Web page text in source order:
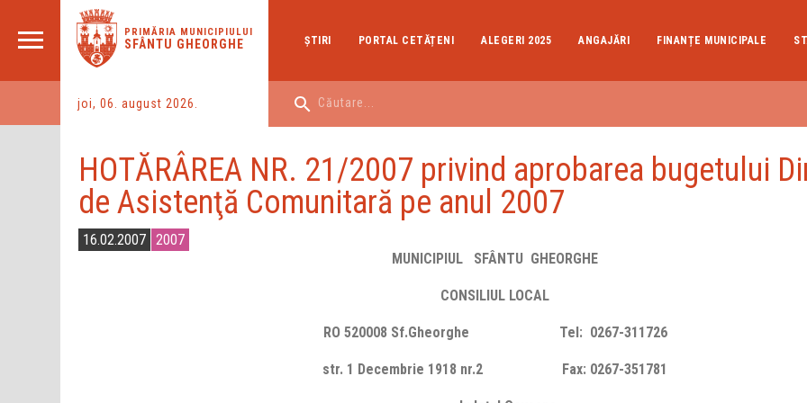
PRIMĂRIA MUNICIPIULUI
SFÂNTU GHEORGHE
joi, 06. august 2026.
ŞTIRI PORTAL CETĂȚENI ALEGERI 2025 ANGAJĂRI FINANȚE MUNICIPALE
HOTĂRÂREA NR. 21/2007 privind aprobarea bugetului
de Asistenţă Comunitară pe anul 2007
16.02.2007 2007
MUNICIPIUL SFÂNTU GHEORGHE
CONSILIUL LOCAL
RO 520008 Sf.Gheorghe Tel: 0267-311726
str. 1 Decembrie 1918 nr.2 Fax: 0267-351781